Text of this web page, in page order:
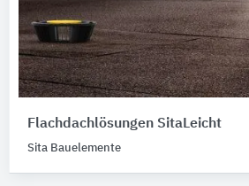
Flachdachlösungen SitaLeicht
Sita Bauelemente